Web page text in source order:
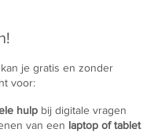
je gratis en zonder
voor:
hulp bij digitale vragen
van een laptop of tablet